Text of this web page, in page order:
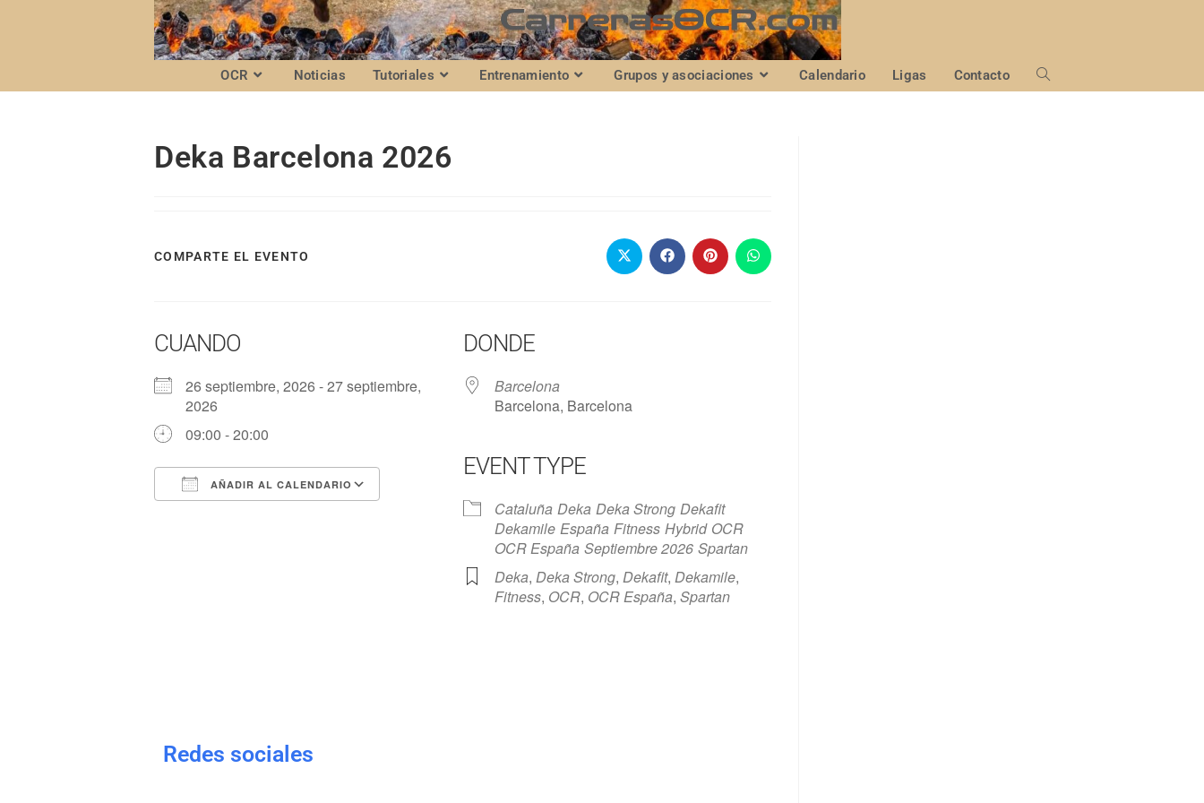
OCR Noticias Tutoriales Entrenamiento Grupos y asociaciones Calendario Ligas Contacto
Deka Barcelona 2026
COMPARTE EL EVENTO
CUANDO
26 septiembre, 2026 - 27 septiembre,
2026
09:00 - 20:00
AÑADIR AL CALENDARIO
Google Calendar iCalendar
DONDE
Barcelona
Barcelona, Barcelona
EVENT TYPE
Cataluña Deka Deka Strong Dekafit
Dekamile España Fitness Hybrid OCR
OCR España Septiembre 2026 Spartan
Deka, Deka Strong, Dekafit, Dekamile,
Fitness, OCR, OCR España, Spartan
Redes sociales